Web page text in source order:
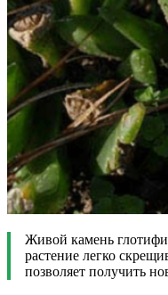
Живой камень
растение легко
позволяет получить